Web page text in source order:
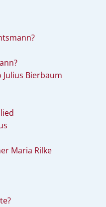
Bierbaum
Maria Rilke